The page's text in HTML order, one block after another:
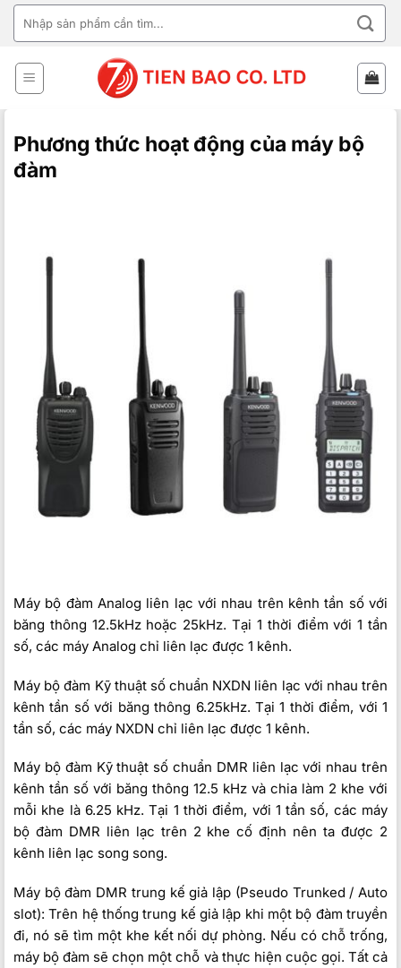
Bỏ
dung
KIẾM:
Phương thức hoạt động của máy bộ
đàm
Máy bộ đàm Analog liên lạc với nhau trên kênh tần số với
băng thông 12.5kHz hoặc 25kHz. Tại 1 thời điểm với 1 tần
số, các máy Analog chỉ liên lạc được 1 kênh.
Máy bộ đàm Kỹ thuật số chuẩn NXDN liên lạc với nhau trên
kênh tần số với băng thông 6.25kHz. Tại 1 thời điểm, với 1
tần số, các máy NXDN chỉ liên lạc được 1 kênh.
Máy bộ đàm Kỹ thuật số chuẩn DMR liên lạc với nhau trên
kênh tần số với băng thông 12.5 kHz và chia làm 2 khe với
mỗi khe là 6.25 kHz. Tại 1 thời điểm, với 1 tần số, các máy
bộ đàm DMR liên lạc trên 2 khe cố định nên ta được 2
kênh liên lạc song song.
Máy bộ đàm DMR trung kế giả lập (Pseudo Trunked / Auto
slot): Trên hệ thống trung kế giả lập khi một bộ đàm truyền
đi, nó sẽ tìm một khe kết nối dự phòng. Nếu có chỗ trống,
máy bộ đàm sẽ chọn một chỗ và thực hiện cuộc gọi. Tất cả